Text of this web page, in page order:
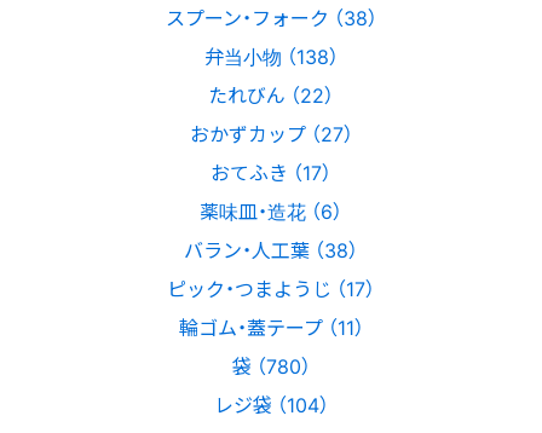
スプーン・フォーク （38）
弁当小物 （138）
たれびん （22）
おかずカップ （27）
おてふき （17）
薬味皿・造花 （6）
バラン・人工葉 （38）
ピック・つまようじ （17）
輪ゴム・蓋テープ （11）
袋 （780）
レジ袋 （104）